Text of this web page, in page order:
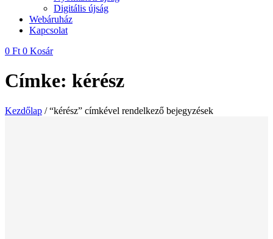
Digitális újság
Webáruház
Kapcsolat
0 Ft 0 Kosár
Címke: kérész
Kezdőlap / “kérész” címkével rendelkező bejegyzések